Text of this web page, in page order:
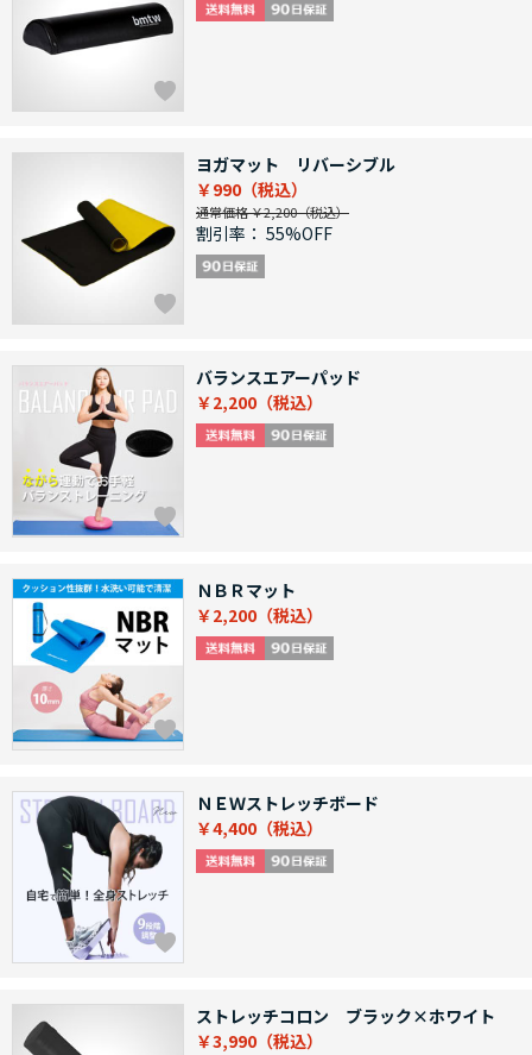
ヨガマット リバーシブル
￥990
通常価格 ￥2,200
割引率： 55%OFF
バランスエアーパッド
￥2,200
ＮＢＲマット
￥2,200
ＮＥＷストレッチボード
￥4,400
ストレッチコロン ブラック×ホワイト
￥3,990